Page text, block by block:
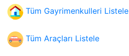
Tüm Gayrimenkulleri Listele
Tüm Araçları Listele